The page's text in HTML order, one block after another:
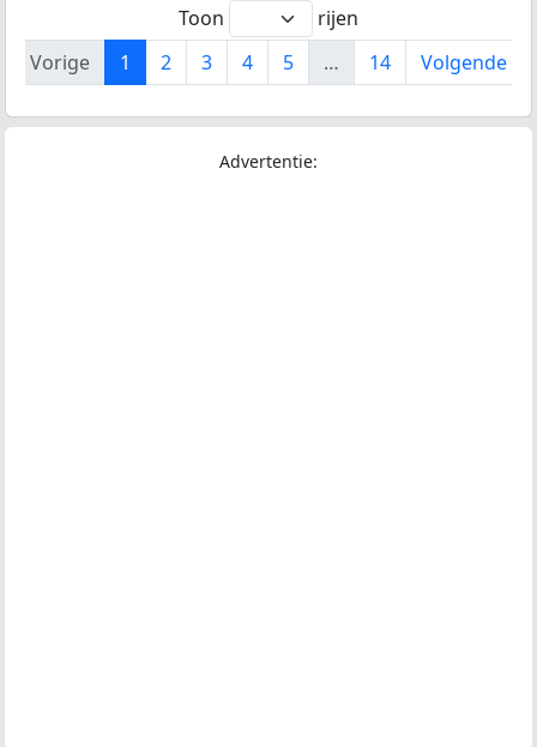
Toon
rijen
Vorige
1 2 3 4 5 … 14 Volgende
Advertentie: